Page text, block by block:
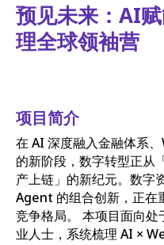
预见未来：AI
理全球领袖营
项目简介
在 AI 深度融入金融体系
的新阶段，数字转型正从
产上链」的新纪元。数字
Agent 的组合创新，正在
竞争格局。 本项目面向
业人士，系统梳理 AI ×